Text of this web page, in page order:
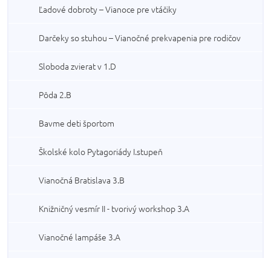
Ľadové dobroty – Vianoce pre vtáčiky
Darčeky so stuhou – Vianočné prekvapenia pre rodičov
Sloboda zvierat v 1.D
Pôda 2.B
Bavme deti športom
Školské kolo Pytagoriády I.stupeň
Vianočná Bratislava 3.B
Knižničný vesmír II - tvorivý workshop 3.A
Vianočné lampáše 3.A